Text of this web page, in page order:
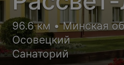
96.6 км • Минская
Осовецкий
Санаторий